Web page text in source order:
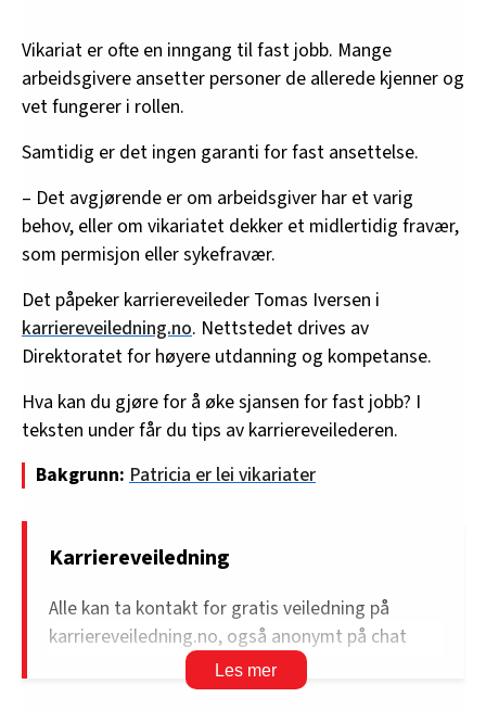
Vikariat er ofte en inngang til fast jobb. Mange
arbeidsgivere ansetter personer de allerede kjenner og
vet fungerer i rollen.
Samtidig er det ingen garanti for fast ansettelse.
– Det avgjørende er om arbeidsgiver har et varig
behov, eller om vikariatet dekker et midlertidig fravær,
som permisjon eller sykefravær.
Det påpeker karriereveileder Tomas Iversen i
karriereveiledning.no. Nettstedet drives av
Direktoratet for høyere utdanning og kompetanse.
Hva kan du gjøre for å øke sjansen for fast jobb? I
teksten under får du tips av karriereveilederen.
Bakgrunn: Patricia er lei vikariater
Karriereveiledning
Alle kan ta kontakt for gratis veiledning på
karriereveiledning.no, også anonymt på chat